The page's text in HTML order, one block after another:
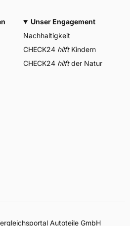
Unser Engagement
Nachhaltigkeit
CHECK24 hilftKindern
CHECK24 hilftder Natur
Autoteile GmbH